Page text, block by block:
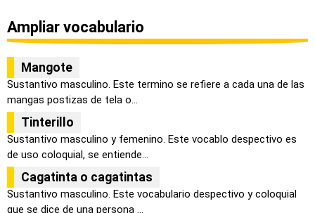
Ampliar vocabulario
Mangote
Sustantivo masculino. Este termino se refiere a cada una de las
mangas postizas de tela o...
Tinterillo
Sustantivo masculino y femenino. Este vocablo despectivo es
de uso coloquial, se entiende...
Cagatinta o cagatintas
Sustantivo masculino. Este vocabulario despectivo y coloquial
que se dice de una persona ...